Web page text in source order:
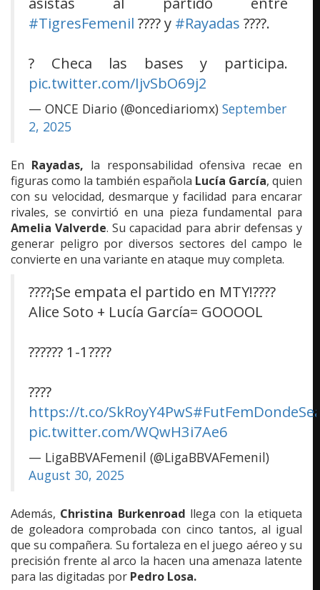
#TigresFemenil ???? y #Rayadas ????.
? Checa las bases y participa.
pic.twitter.com/IjvSbO69j2
— ONCE Diario (@oncediariomx) September
2, 2025
En Rayadas, la responsabilidad ofensiva recae en
figuras como la también española Lucía García, quien
con su velocidad, desmarque y facilidad para encarar
rivales, se convirtió en una pieza fundamental para
Amelia Valverde. Su capacidad para abrir defensas y
generar peligro por diversos sectores del campo le
convierte en una variante en ataque muy completa.
????¡Se empata el partido en MTY!????
Alice Soto + Lucía García= GOOOOL
?????? 1-1????
????
https://t.co/SkRoyY4PwS
pic.twitter.com/WQwH3i7Ae6
— LigaBBVAFemenil (@LigaBBVAFemenil)
August 30, 2025
Además, Christina Burkenroad llega con la etiqueta
de goleadora comprobada con cinco tantos, al igual
que su compañera. Su fortaleza en el juego aéreo y su
precisión frente al arco la hacen una amenaza latente
para las digitadas por Pedro Losa.